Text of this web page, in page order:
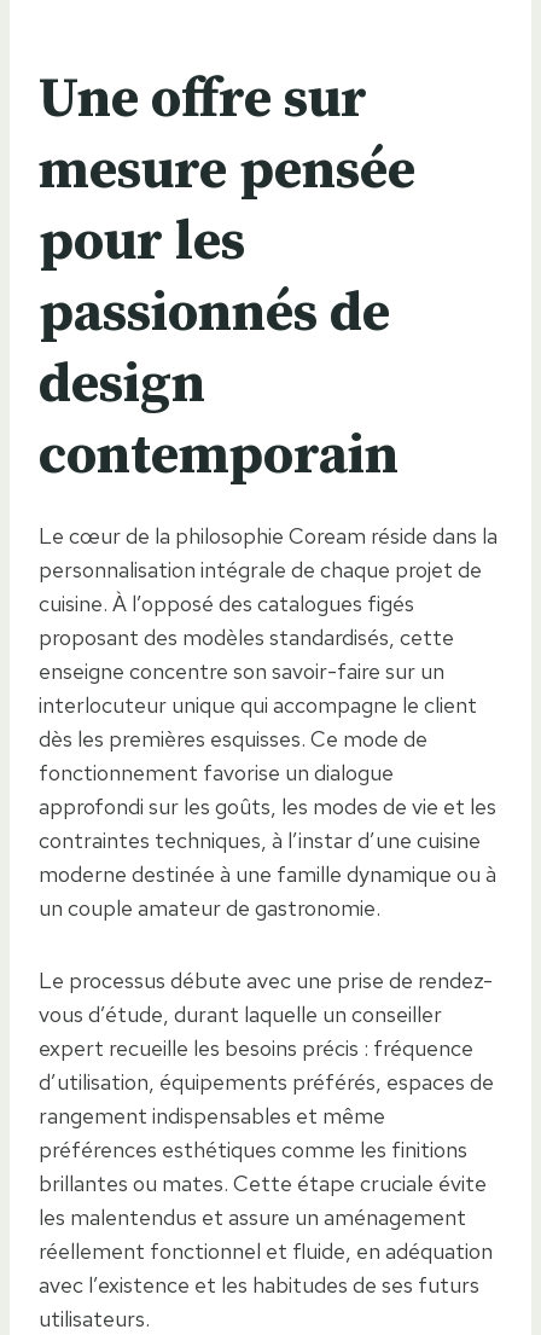
Une offre sur
mesure pensée
pour les
passionnés de
design
contemporain
Le cœur de la philosophie Coream réside dans la
personnalisation intégrale de chaque projet de
cuisine. À l’opposé des catalogues figés
proposant des modèles standardisés, cette
enseigne concentre son savoir-faire sur un
interlocuteur unique qui accompagne le client
dès les premières esquisses. Ce mode de
fonctionnement favorise un dialogue
approfondi sur les goûts, les modes de vie et les
contraintes techniques, à l’instar d’une cuisine
moderne destinée à une famille dynamique ou à
un couple amateur de gastronomie.
Le processus débute avec une prise de rendez-
vous d’étude, durant laquelle un conseiller
expert recueille les besoins précis : fréquence
d’utilisation, équipements préférés, espaces de
rangement indispensables et même
préférences esthétiques comme les finitions
brillantes ou mates. Cette étape cruciale évite
les malentendus et assure un aménagement
réellement fonctionnel et fluide, en adéquation
avec l’existence et les habitudes de ses futurs
utilisateurs.